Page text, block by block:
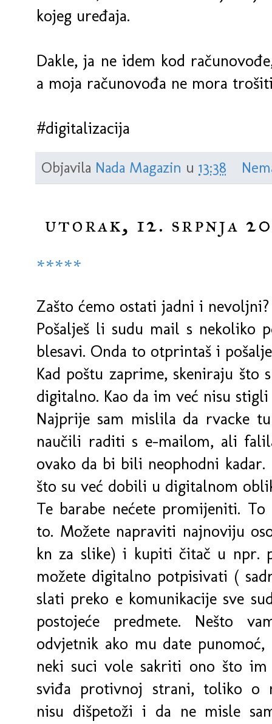
kojeg uređaja.
Dakle, ja ne idem kod
a moja računovođa ne mora
#digitalizacija
Objavila Nada Magazin u 13:38
utorak, 12. srpnja
*****
Zašto ćemo ostati jadni i nevoljni?
Pošalješ li sudu mail s nekoliko
blesavi. Onda to otprintaš i
Kad poštu zaprime, skeniraju
digitalno. Kao da im već nisu
Najprije sam mislila da rvacke
naučili raditi s e-mailom, ali
ovako da bi bili neophodni
što su već dobili u digitalnom
Te barabe nećete promijeniti.
to. Možete napraviti najnoviju
kn za slike) i kupiti čitač u npr.
možete digitalno potpisivati (
slati preko e komunikacije sve
postojeće predmete. Nešto
odvjetnik ako mu date
neki suci vole sakriti ono što
sviđa protivnoj strani, toliko o
nisu dišpetoži i da ne misle